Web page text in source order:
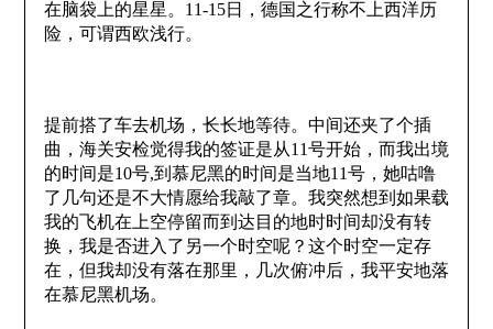
在脑袋上的星星。 11-15日，德国之行称不上西洋历
险，可谓西欧浅行。
提前搭了车去机场，长长地等待。中间还夹了个插
曲，海关安检觉得我的签证是从11号开始，而我出境
的时间是10号,到慕尼黑的时间是当地11号，她咕噜
了几句还是不大情愿给我敲了章。我突然想到如果载
我的飞机在上空停留而到达目的地时时间却没有转
换，我是否进入了另一个时空呢？这个时空一定存
在，但我却没有落在那里，几次俯冲后，我平安地落
在慕尼黑机场。